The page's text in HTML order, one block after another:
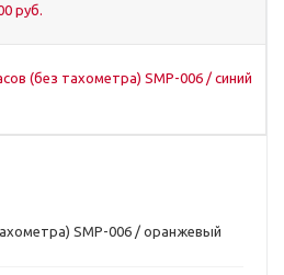
руб.
(без тахометра) SMP-006 / синий
SMP-006 / оранжевый